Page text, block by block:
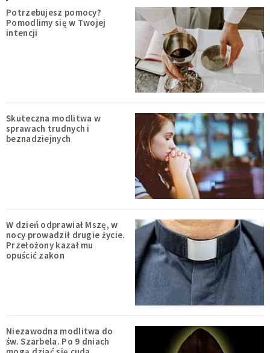
Potrzebujesz pomocy?
Pomodlimy się w Twojej
intencji
Skuteczna modlitwa w
sprawach trudnych i
beznadziejnych
W dzień odprawiał Mszę, w
nocy prowadził drugie życie.
Przełożony kazał mu
opuścić zakon
Niezawodna modlitwa do
św. Szarbela. Po 9 dniach